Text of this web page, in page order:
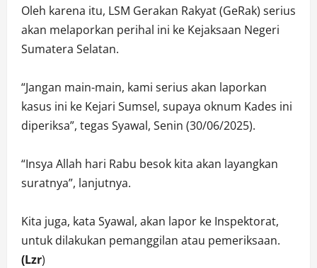
Oleh karena itu, LSM Gerakan Rakyat (GeRak) serius
akan melaporkan perihal ini ke Kejaksaan Negeri
Sumatera Selatan.
“Jangan main-main, kami serius akan laporkan
kasus ini ke Kejari Sumsel, supaya oknum Kades ini
diperiksa”, tegas Syawal, Senin (30/06/2025).
“Insya Allah hari Rabu besok kita akan layangkan
suratnya”, lanjutnya.
Kita juga, kata Syawal, akan lapor ke Inspektorat,
untuk dilakukan pemanggilan atau pemeriksaan.
(Lzr)